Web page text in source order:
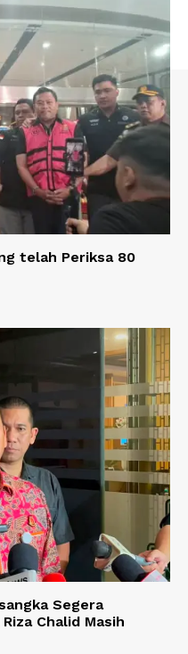
telah Periksa 80
Segera
Chalid Masih